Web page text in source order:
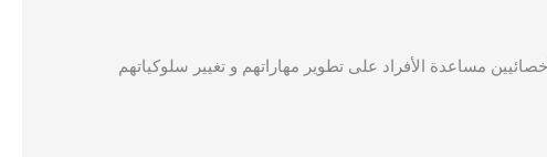
مساعدة الأفراد على تطوير مهاراتهم و تغيير سلوكياتهم